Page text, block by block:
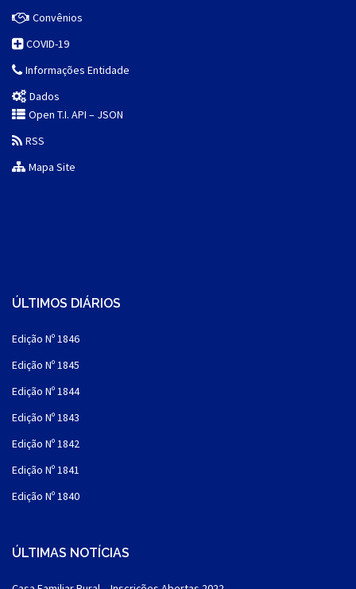
Convênios
COVID-19
Informações Entidade
Dados
Open T.I. API – JSON
RSS
Mapa Site
ÚLTIMOS DIÁRIOS
Edição Nº 1846
Edição Nº 1845
Edição Nº 1844
Edição Nº 1843
Edição Nº 1842
Edição Nº 1841
Edição Nº 1840
ÚLTIMAS NOTÍCIAS